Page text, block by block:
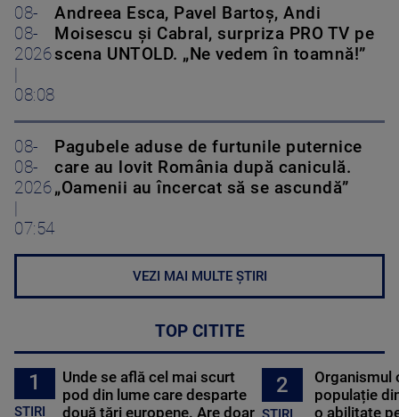
08-
08-
2026
08:08
Andreea Esca, Pavel Bartoș, Andi
Moisescu și Cabral, surpriza PRO TV pe
scena UNTOLD. „Ne vedem în toamnă!”
08-
08-
2026
07:54
Pagubele aduse de furtunile puternice
care au lovit România după caniculă.
„Oamenii au încercat să se ascundă”
VEZI MAI MULTE ȘTIRI
TOP CITITE
1
STIRI
Unde se află cel mai scurt
pod din lume care desparte
două țări europene. Are doar
2
Organismul
populație
o abilitate